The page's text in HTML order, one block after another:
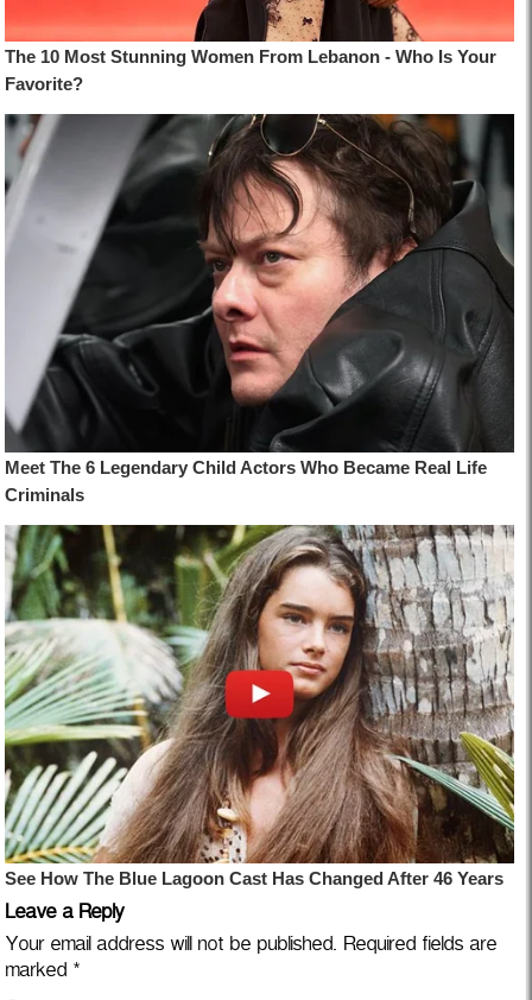
Leave a Reply
Your email address will not be published. Required fields are
marked *